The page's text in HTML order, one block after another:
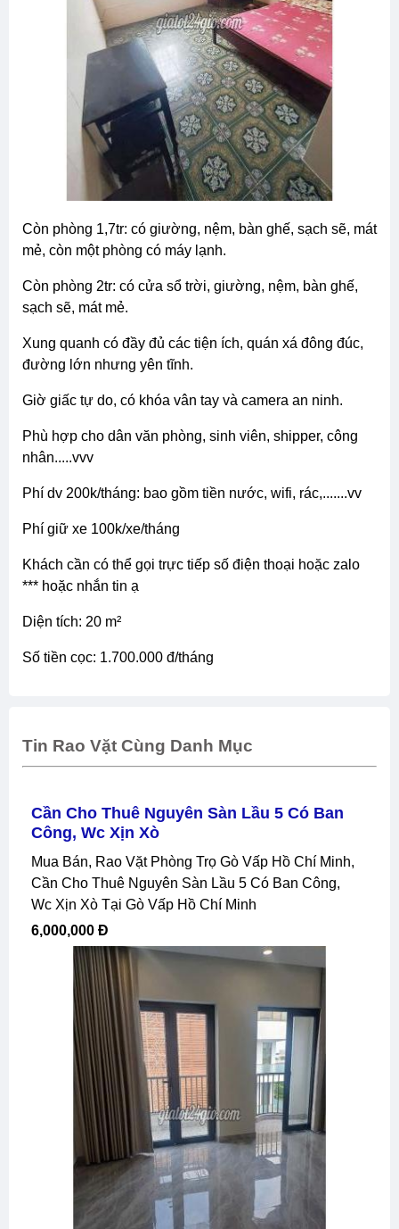
còn phòng 1,7tr: có giường, nệm, bàn ghế, sạch sẽ, mát
mẻ, còn một phòng có máy lạnh.
còn phòng 2tr: có cửa sổ trời, giường, nệm, bàn ghế,
sạch sẽ, mát mẻ.
xung quanh có đầy đủ các tiện ích, quán xá đông đúc,
đường lớn nhưng yên tĩnh.
giờ giấc tự do, có khóa vân tay và camera an ninh.
phù hợp cho dân văn phòng, sinh viên, shipper, công
nhân.....vvv
phí dv 200k/tháng: bao gồm tiền nước, wifi, rác,.......vv
phí giữ xe 100k/xe/tháng
khách cần có thể gọi trực tiếp số điện thoại hoặc zalo
*** hoặc nhắn tin ạ
diện tích: 20 m²
số tiền cọc: 1.700.000 đ/tháng
Tin Rao Vặt Cùng Danh Mục
Cần Cho Thuê Nguyên Sàn Lầu 5 Có Ban
Công, Wc Xịn Xò
Mua Bán, Rao Vặt Phòng Trọ Gò Vấp Hồ Chí Minh,
Cần Cho Thuê Nguyên Sàn Lầu 5 Có Ban Công,
Wc Xịn Xò Tại Gò Vấp Hồ Chí Minh
6,000,000 Đ